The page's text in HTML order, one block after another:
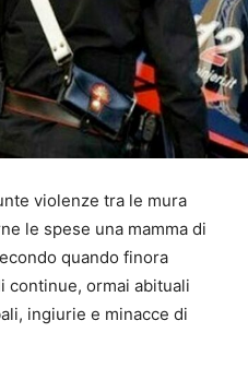
violenze tra le mura
le spese una mamma di
quando finora
continue, ormai abituali
ingiurie e minacce di